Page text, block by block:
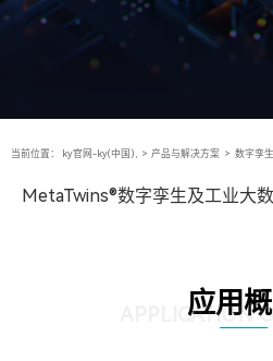
当前位置： ky官网-ky(中国), > 产品与解决方案 > 数字孪
MetaTwins®数字孪生及工业大
应用
APPLICATION